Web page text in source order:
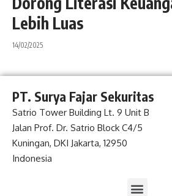
Lebih Luas
14/02/2025
PT. Surya Fajar Sekuritas
Satrio Tower Building Lt. 9 Unit B
Jalan Prof. Dr. Satrio Block C4/5
Kuningan, DKI Jakarta, 12950
Indonesia